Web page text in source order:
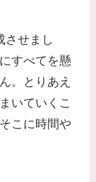
させまし
すべてを懸
。とりあえ
いていくこ
こに時間や